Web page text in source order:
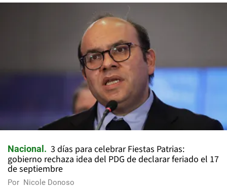
Nacional
3 días para celebrar Fiestas Patrias:
gobierno rechaza idea del PDG de declarar feriado el 17
de septiembre
Por Nicole Donoso